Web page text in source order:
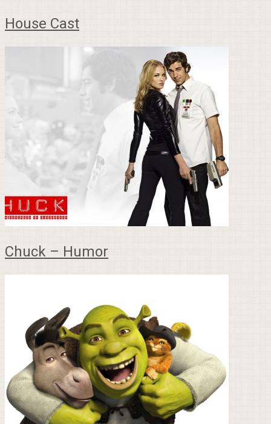
House Cast
Chuck – Humor